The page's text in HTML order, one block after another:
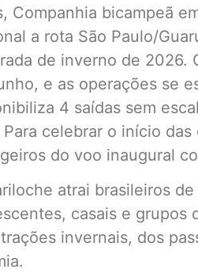
Companhia bicampeã
a rota São Paulo/
de inverno de 2026.
e as operações se
4 saídas sem
celebrar o início
do voo inaugural
atrai brasileiros
casais e grupos
invernais, dos